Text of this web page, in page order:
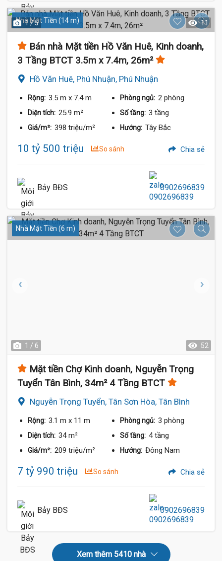
Nhà Mặt Tiền (14 m)
1 / 5 11
Bán nhà Mặt tiền Hồ Văn Huê, Kinh doanh,
3 Tầng BTCT 3.5m x 7.4m, 26m²
Hồ Văn Huê, Phú Nhuận, Phú Nhuận
Rộng: 3.5 m x 7.4 m Phòng ngủ: 2 phòng
Diện tích: 25.9 m² Số tầng: 3 tầng
Giá/m²: 398 triệu/m² Hướng: Tây Bắc
10 tỷ 500 triệu So sánh Chia sẻ
Bảy BĐS 0902696839
Nhà Mặt Tiền (6 m)
1 / 6 52
Mặt tiền Chợ Kinh doanh, Nguyễn Trọng
Tuyển Tân Bình, 34m² 4 Tầng BTCT
Nguyễn Trọng Tuyển, Tân Sơn Hòa, Tân Bình
Rộng: 3.1 m x 11 m Phòng ngủ: 3 phòng
Diện tích: 34 m² Số tầng: 4 tầng
Giá/m²: 209 triệu/m² Hướng: Đông Nam
7 tỷ 990 triệu So sánh Chia sẻ
Bảy BĐS 0902696839
Xem thêm 5410 nhà